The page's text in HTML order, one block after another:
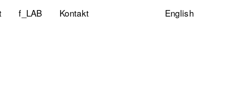
f_LAB Kontakt English